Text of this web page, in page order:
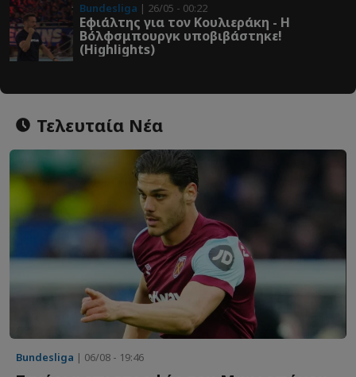
Bundesliga | 26/05 - 00:22
Εφιάλτης για τον Κουλιεράκη - Η
Βόλφσμπουργκ υποβιβάστηκε!
(Highlights)
Τελευταία Νέα
Bundesliga | 06/08 - 19:46